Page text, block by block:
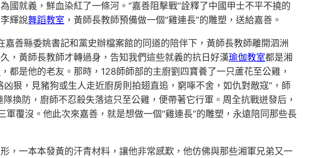
就義，鮮血染紅了一條河。“嘉善阻擊戰”詮釋了中國甲士不平不撓的
輝說舞蹈教室 ，黃師長教師預備做一個“雞連長”的雕塑，送給嘉善。
善縣委姚書記和黨史辦檔案館的同道的陪伴下，黃師長教師離開泗洲
，黃師長教師才轉過身，告知我們這些就義的抗日好漢瑜伽教室都是湘
，都是他的老友。那時，128師師部的主廚劉四寶養了一只蘆花至公雞，
狠，見豬狗或生人走近廚房則拍翅直追，窮啄不舍，如仇對敵寇”，師
換防，廚師不忍殺失落這只至公雞，便帶著它行軍。周全抗戰迸發后，
覆沒。他此次來嘉善，就是想做一個“雞連長”的雕塑，永遠陪同那些長
，一本本發黃的汗青材料，讓他非常感歎，他仿佛與那些湘軍兄弟又一